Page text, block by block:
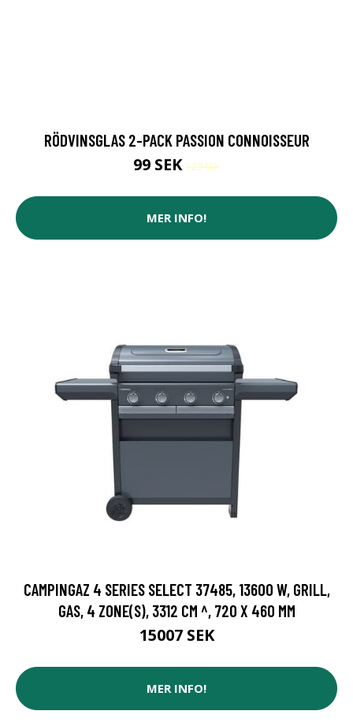
RÖDVINSGLAS 2-PACK PASSION CONNOISSEUR
99 SEK 129 SEK
MER INFO!
CAMPINGAZ 4 SERIES SELECT 37485, 13600 W, GRILL,
GAS, 4 ZONE(S), 3312 CM ^, 720 X 460 MM
15007 SEK
MER INFO!